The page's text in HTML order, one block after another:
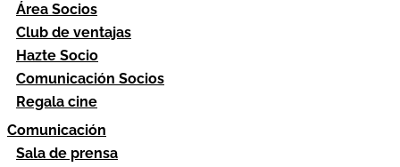
Área Socios
Club de ventajas
Hazte Socio
Comunicación Socios
Regala cine
Comunicación
Sala de prensa